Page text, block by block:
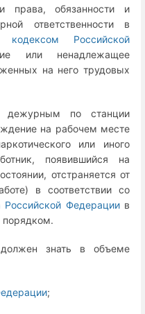
права, обязанности и
ответственности в
кодексом Российской
или ненадлежащее
на него трудовых
дежурным по станции
на рабочем месте
или иного
появившийся на
отстраняется от
в соответствии со
Российской Федерациив
порядком.
знать в объеме
;